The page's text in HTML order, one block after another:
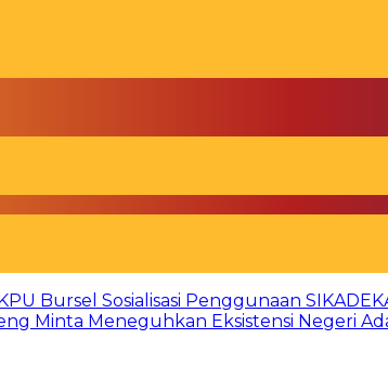
Bursel Sosialisasi Penggunaan
Minta Meneguhkan Eksistensi Negeri